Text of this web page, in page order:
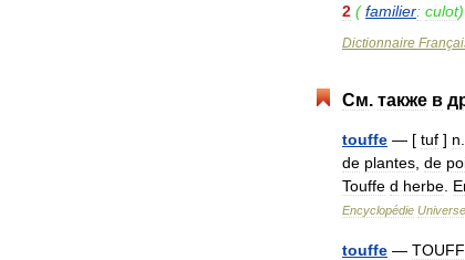
2 ( familier: culot)
Dictionnaire
См. также в
touffe — [ tuf ] n
de plantes de
Touffe d herbe
Encyclopédie
touffe —